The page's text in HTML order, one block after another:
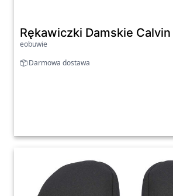
Rękawiczki Damskie
eobuwie
Darmowa dostawa